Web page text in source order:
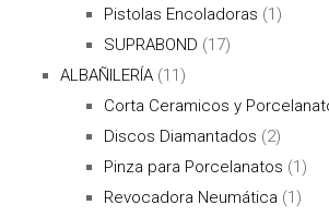
Pistolas Encoladoras (1)
SUPRABOND (17)
ALBAÑILERÍA (11)
Corta Ceramicos y
Discos Diamantados (2)
Pinza para Porcelanatos (1)
Revocadora Neumática (1)